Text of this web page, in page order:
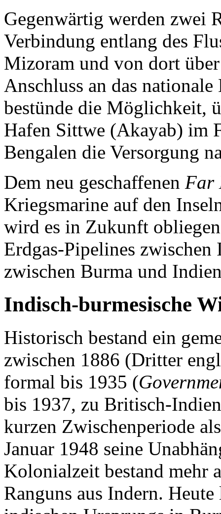
Gegenwärtig werden zwei
Verbindung entlang des
Mizoram und von dort
Anschluss an das
bestünde die Möglichkeit,
Hafen Sittwe (Akayab) im
Bengalen die Versorgung
Dem neu geschaffenen Far
Kriegsmarine auf den
wird es in Zukunft
Erdgas-Pipelines
zwischen Burma und
Indisch-burmesische
Historisch bestand ein
zwischen 1886 (Dritter
formal bis 1935 (
bis 1937, zu Britisch-
kurzen Zwischenperiode
Januar 1948 seine
Kolonialzeit bestand mehr
Ranguns aus Indern.